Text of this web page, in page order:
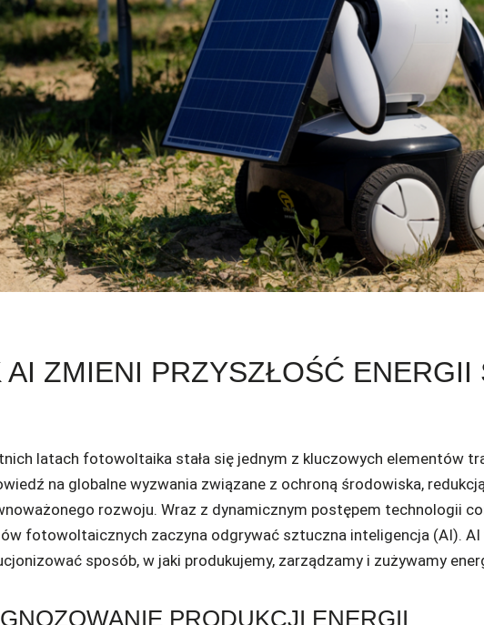
AI ZMIENI PRZYSZŁOŚĆ ENERGII
latach fotowoltaika stała się jednym z kluczowych elementów
na globalne wyzwania związane z ochroną środowiska,
rozwoju. Wraz z dynamicznym postępem technologii
fotowoltaicznych zaczyna odgrywać sztuczna inteligencja (AI).
sposób, w jaki produkujemy, zarządzamy i zużywamy
PRODUKCJI ENERGII